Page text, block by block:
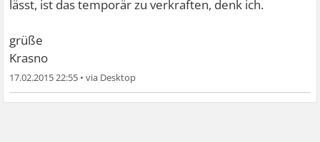
lässt, ist das temporär zu verkraften, denk ich.
grüße
Krasno
17.02.2015 22:55 •